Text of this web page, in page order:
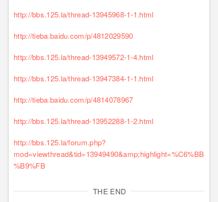
http://bbs.125.la/thread-13945968-1-1.html
http://tieba.baidu.com/p/4812029590
http://bbs.125.la/thread-13949572-1-4.html
http://bbs.125.la/thread-13947384-1-1.html
http://tieba.baidu.com/p/4814078967
http://bbs.125.la/thread-13952288-1-2.html
http://bbs.125.la/forum.php?
mod=viewthread&tid=13949490&amp;highlight=%C6%BB
%B9%FB
THE END